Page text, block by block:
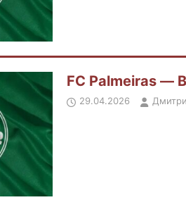
FC Palmeiras —
29.04.2026